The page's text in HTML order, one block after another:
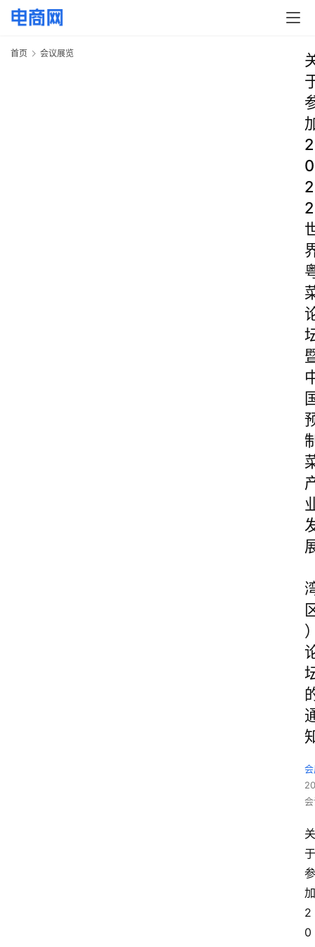
首页 会议展览
2
0
2
2
关
于
参
加
2
0